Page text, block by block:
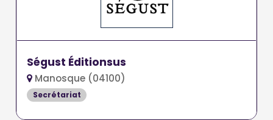
Ségust Éditionsus
Manosque (04100)
Secrétariat